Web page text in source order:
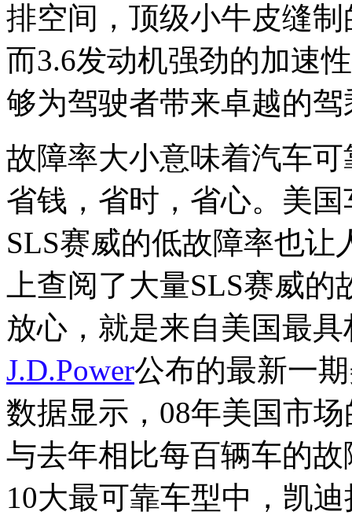
排空间，顶级小牛皮缝
而3.6发动机强劲的加速
够为驾驶者带来卓越的
故障率大小意味着汽车
省钱，省时，省心。美
SLS赛威的低故障率也
上查阅了大量SLS赛威
放心，就是来自美国最
J.D.Power公布的最新一
数据显示，08年美国市场
与去年相比每百辆车的
10大最可靠车型中，凯